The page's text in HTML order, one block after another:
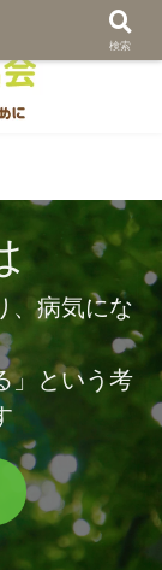
、病気にな
」という考
、病気にな
」という考
検索